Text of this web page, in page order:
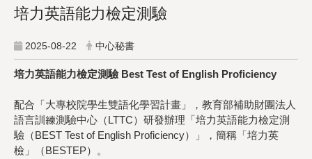
培力英語能力檢定測驗
2025-08-22 中心秘書
培力英語能力檢定測驗 Best Test of English Proficiency
配合「大專校院學生雙語化學習計畫」，教育部補助財團法人
語言訓練測驗中心（LTTC）研發辦理「培力英語能力檢定測
驗（BEST Test of English Proficiency）」，簡稱「培力英
檢」（BESTEP）。